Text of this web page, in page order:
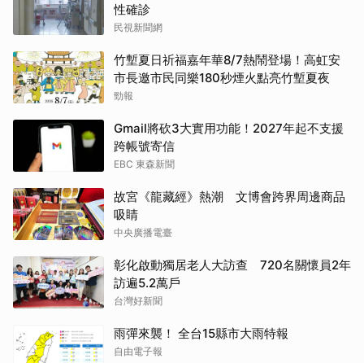
性確診
民視新聞網
竹塹夏日祈福嘉年華8/7熱鬧登場！高虹安
市長邀市民同樂180秒煙火點亮竹塹夏夜
勁報
Gmail將砍3大實用功能！2027年起不支援
跨帳號寄信
EBC 東森新聞
故宮《龍藏經》熱潮 文博會跨界周邊商品
吸睛
中央廣播電臺
彰化啟動獨居老人大訪查 720名關懷員2年
訪遍5.2萬戶
台灣好新聞
雨彈來襲！ 全台15縣市大雨特報
自由電子報